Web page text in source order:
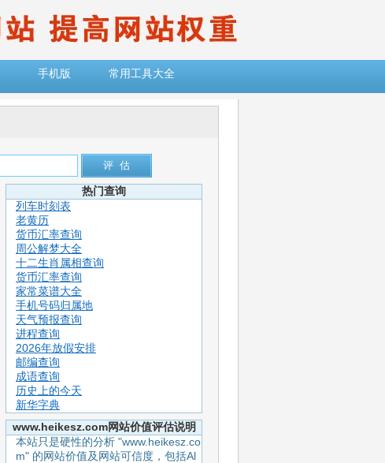
手机版 常用工具大全
热门查询
列车时刻表
老黄历
货币汇率查询
周公解梦大全
十二生肖属相查询
货币汇率查询
家常菜谱大全
手机号码归属地
天气预报查询
进程查询
2026年放假安排
邮编查询
成语查询
历史上的今天
新华字典
www.heikesz.com网站价值评估说明
本站只是硬性的分析 "www.heikesz.co
m" 的网站价值及网站可信度，包括Al